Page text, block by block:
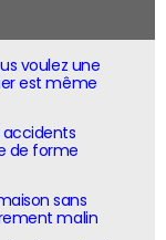
voulez une
est même
accidents
de forme
sans
malin